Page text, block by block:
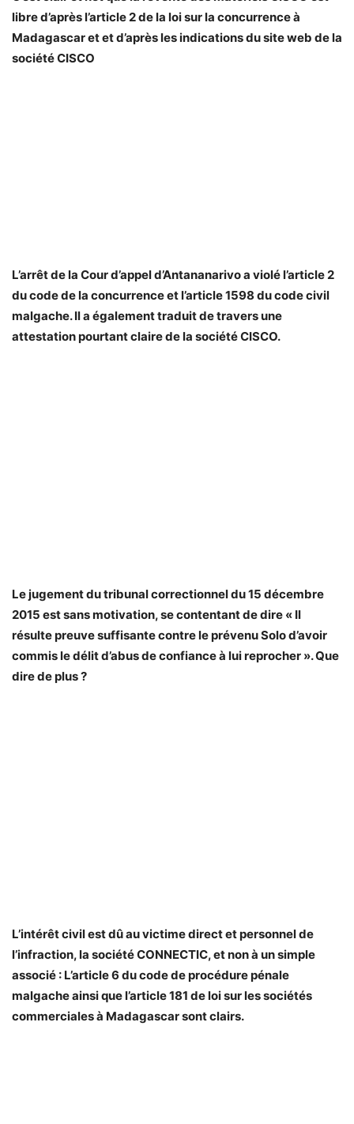
libre d’après l’article 2 de la loi sur la concurrence à
Madagascar et et d’après les indications du site web de la
société CISCO
L’arrêt de la Cour d’appel d’Antananarivo a violé l’article 2
du code de la concurrence et l’article 1598 du code civil
malgache. Il a également traduit de travers une
attestation pourtant claire de la société CISCO.
Le jugement du tribunal correctionnel du 15 décembre
2015 est sans motivation, se contentant de dire « Il
résulte preuve suffisante contre le prévenu Solo d’avoir
commis le délit d’abus de confiance à lui reprocher ». Que
dire de plus ?
L’intérêt civil est dû au victime direct et personnel de
l’infraction, la société CONNECTIC, et non à un simple
associé : L’article 6 du code de procédure pénale
malgache ainsi que l’article 181 de loi sur les sociétés
commerciales à Madagascar sont clairs.